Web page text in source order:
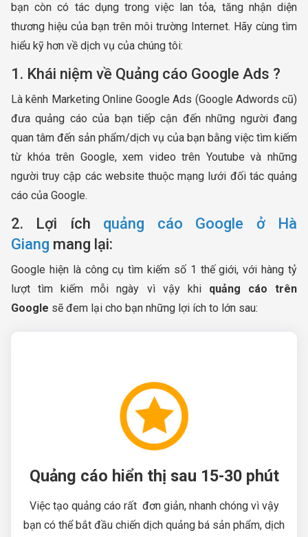
bạn còn có tác dụng trong việc lan tỏa, tăng nhận diện
thương hiệu của bạn trên môi trường Internet. Hãy cùng tìm
hiểu kỹ hơn về dịch vụ của chúng tôi:
1. Khái niệm về Quảng cáo Google Ads ?
Là kênh Marketing Online Google Ads (Google Adwords cũ)
đưa quảng cáo của bạn tiếp cận đến những người đang
quan tâm đến sản phẩm/dịch vụ của bạn bằng việc tìm kiếm
từ khóa trên Google, xem video trên Youtube và những
người truy cập các website thuộc mạng lưới đối tác quảng
cáo của Google.
2. Lợi ích quảng cáo Google ở Hà
Giang mang lại:
Google hiện là công cụ tìm kiếm số 1 thế giới, với hàng tỷ
lượt tìm kiếm mỗi ngày vì vậy khi quảng cáo trên
Google sẽ đem lại cho bạn những lợi ích to lớn sau:
Quảng cáo hiển thị sau 15-30 phút
Việc tạo quảng cáo rất đơn giản, nhanh chóng vì vậy
bạn có thể bắt đầu chiến dịch quảng bá sản phẩm, dịch